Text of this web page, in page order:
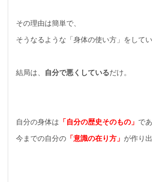
その理由は簡単で、
そうなるような「身体の使い方」をしてい
結局は、 自分で悪くしているだけ。
自分の身体は 「自分の歴史そのもの」 で
今までの自分の 「意識の在り方」 が作り